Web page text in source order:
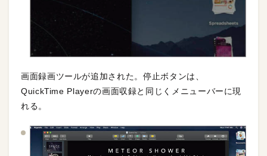
画面録画ツールが追加された。停止ボタンは、
QuickTime Playerの画面収録と同じくメニューバーに現
れる。